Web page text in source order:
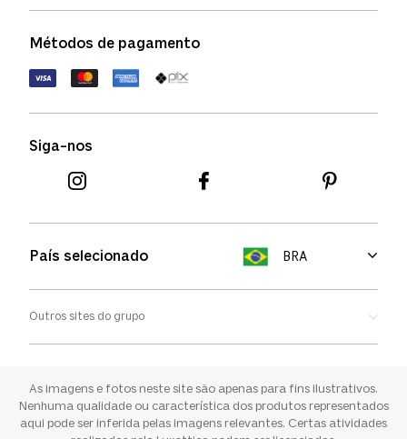
Política de garantia
FAQs
Política de devolução
Termos de uso
Métodos de pagamento
Siga-nos
País selecionado BRA
Outros sites do grupo
Ray-ban
Sunglass Hut
As imagens e fotos neste site são apenas para fins ilustrativos.
Nenhuma qualidade ou característica dos produtos representados
aqui pode ser inferida pelas imagens relevantes. Certas atividades